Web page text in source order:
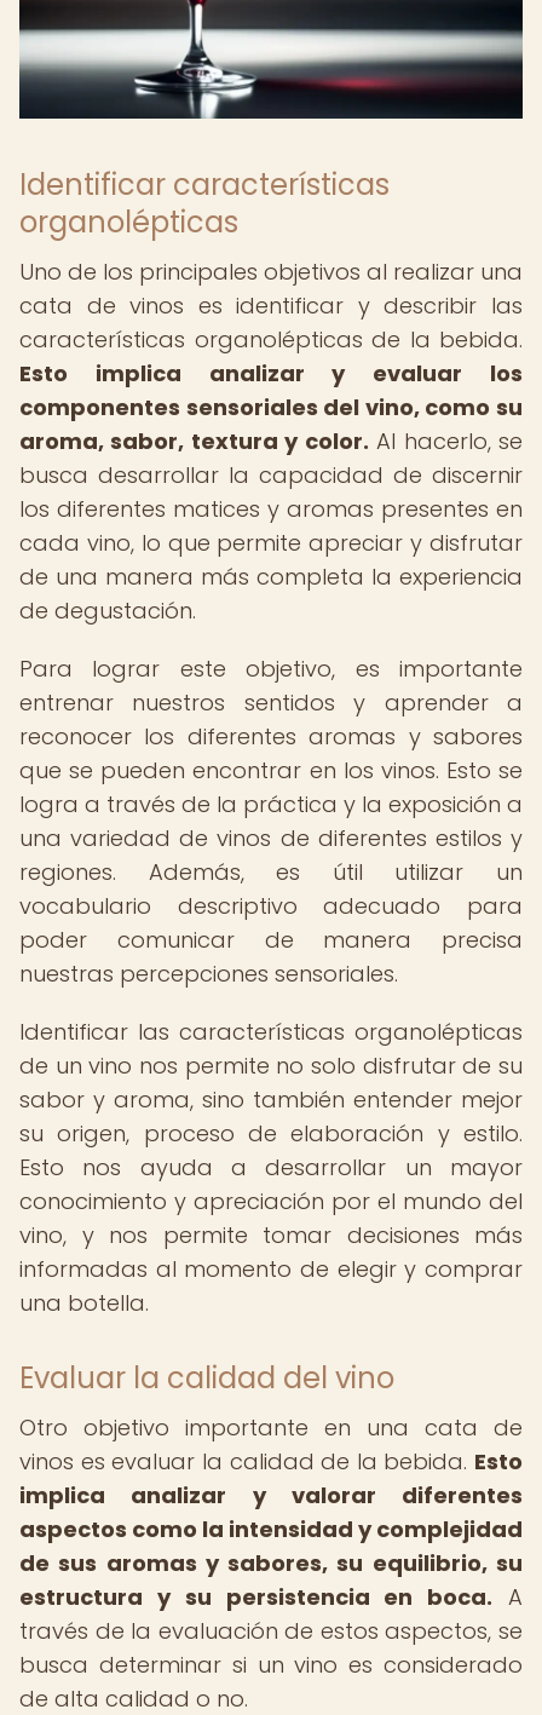
Identificar características
organolépticas
Uno de los principales objetivos al realizar una
cata de vinos es identificar y describir las
características organolépticas de la bebida.
Esto implica analizar y evaluar los
componentes sensoriales del vino, como su
aroma, sabor, textura y color. Al hacerlo, se
busca desarrollar la capacidad de discernir
los diferentes matices y aromas presentes en
cada vino, lo que permite apreciar y disfrutar
de una manera más completa la experiencia
de degustación.
Para lograr este objetivo, es importante
entrenar nuestros sentidos y aprender a
reconocer los diferentes aromas y sabores
que se pueden encontrar en los vinos. Esto se
logra a través de la práctica y la exposición a
una variedad de vinos de diferentes estilos y
regiones. Además, es útil utilizar un
vocabulario descriptivo adecuado para
poder comunicar de manera precisa
nuestras percepciones sensoriales.
Identificar las características organolépticas
de un vino nos permite no solo disfrutar de su
sabor y aroma, sino también entender mejor
su origen, proceso de elaboración y estilo.
Esto nos ayuda a desarrollar un mayor
conocimiento y apreciación por el mundo del
vino, y nos permite tomar decisiones más
informadas al momento de elegir y comprar
una botella.
Evaluar la calidad del vino
Otro objetivo importante en una cata de
vinos es evaluar la calidad de la bebida. Esto
implica analizar y valorar diferentes
aspectos como la intensidad y complejidad
de sus aromas y sabores, su equilibrio, su
estructura y su persistencia en boca. A
través de la evaluación de estos aspectos, se
busca determinar si un vino es considerado
de alta calidad o no.